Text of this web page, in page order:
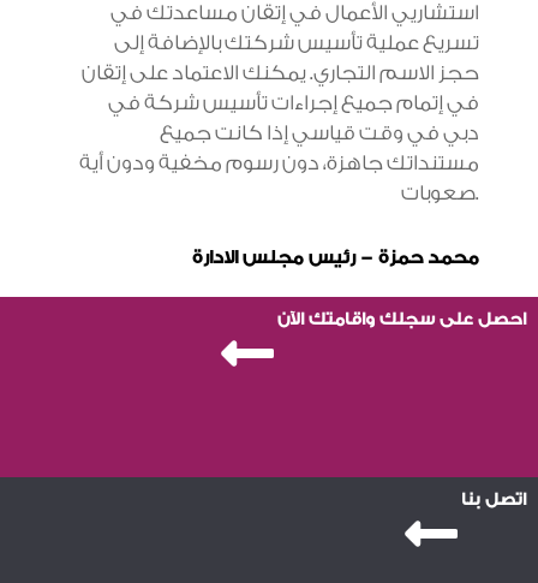
استشاريي الأعمال في إتقان مساعدتك في
تسريع عملية تأسيس شركتك بالإضافة إلى
حجز الاسم التجاري. يمكنك الاعتماد على إتقان
في إتمام جميع إجراءات تأسيس شركة في
دبي في وقت قياسي إذا كانت جميع
مستنداتك جاهزة، دون رسوم مخفية ودون أية
صعوبات.
محمد حمزة – رئيس مجلس الادارة
احصل على سجلك واقامتك الآن
اتصل بنا